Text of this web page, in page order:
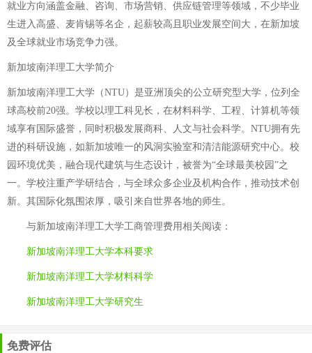
就业方向涵盖金融、咨询、市场营销、供应链管理等领域，不少毕业
生进入高盛、麦肯锡等名企，起薪较高且职业发展空间大，在新加坡
及全球就业市场竞争力强。
新加坡南洋理工大学简介
新加坡南洋理工大学（NTU）是亚洲顶尖的公立研究型大学，位列全
球高校前20强。学校以理工科见长，在材料科学、工程、计算机等领
域享有国际盛誉，同时积极发展商科、人文与社会科学。NTU拥有先
进的科研设施，如新加坡唯一的风洞实验室和清洁能源研究中心。校
园环境优美，融合现代建筑与生态设计，被誉为“全球最美校园”之
一。学校注重产学研结合，与全球众多企业及机构合作，推动技术创
新。其国际化氛围浓厚，吸引来自世界各地的师生。
与新加坡南洋理工大学工商管理费用相关阅读：
新加坡南洋理工大学本科要求
新加坡南洋理工大学材料科学
新加坡南洋理工大学研究生
免费评估